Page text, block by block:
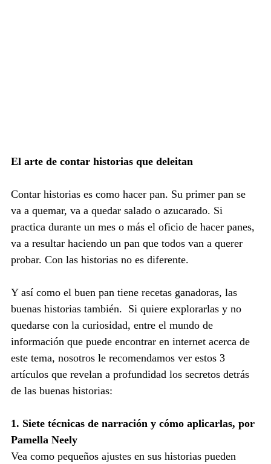
El arte de contar historias que deleitan
Contar historias es como hacer pan. Su primer pan se
va a quemar, va a quedar salado o azucarado. Si
practica durante un mes o más el oficio de hacer panes,
va a resultar haciendo un pan que todos van a querer
probar. Con las historias no es diferente.
Y así como el buen pan tiene recetas ganadoras, las
buenas historias también.  Si quiere explorarlas y no
quedarse con la curiosidad, entre el mundo de
información que puede encontrar en internet acerca de
este tema, nosotros le recomendamos ver estos 3
artículos que revelan a profundidad los secretos detrás
de las buenas historias:
1. Siete técnicas de narración y cómo aplicarlas, por
Pamella Neely
Vea como pequeños ajustes en sus historias pueden